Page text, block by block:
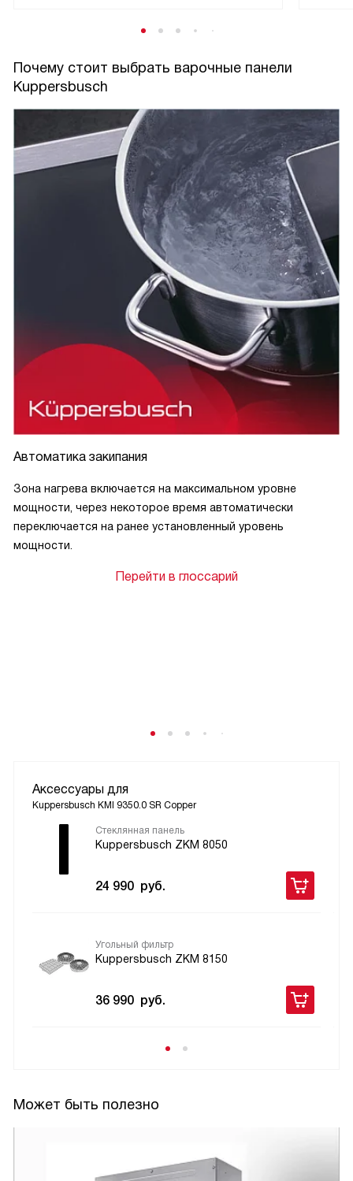
Почему стоит выбрать варочные панели
Kuppersbusch
Автоматика закипания
Зона нагрева включается на максимальном уровне
мощности, через некоторое время автоматически
переключается на ранее установленный уровень
мощности.
Перейти в глоссарий
Аксессуары для
Kuppersbusch KMI 9350.0 SR Copper
Стеклянная панель
Kuppersbusch ZKM 8050
24 990 руб.
Угольный фильтр
Kuppersbusch ZKM 8150
36 990 руб.
Может быть полезно